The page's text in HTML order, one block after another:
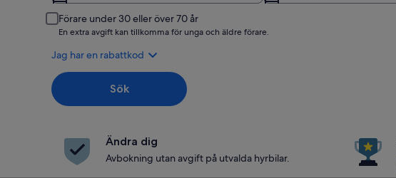
Förare under 30 eller över 70 år
En extra avgift kan tillkomma för unga och äldre förare.
Jag har en rabattkod
Sök
Ändra dig
Avbokning utan avgift på utvalda hyrbilar.